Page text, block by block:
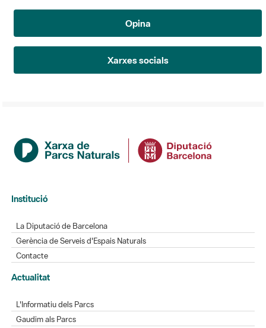
Opina
Xarxes socials
Institució
La Diputació de Barcelona
Gerència de Serveis d'Espais Naturals
Contacte
Actualitat
L'Informatiu dels Parcs
Gaudim als Parcs